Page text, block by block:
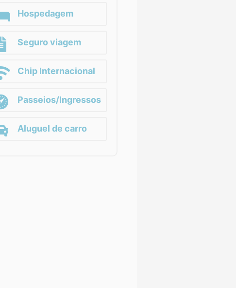
Hospedagem
Seguro viagem
Chip Internacional
Passeios/Ingressos
Aluguel de carro